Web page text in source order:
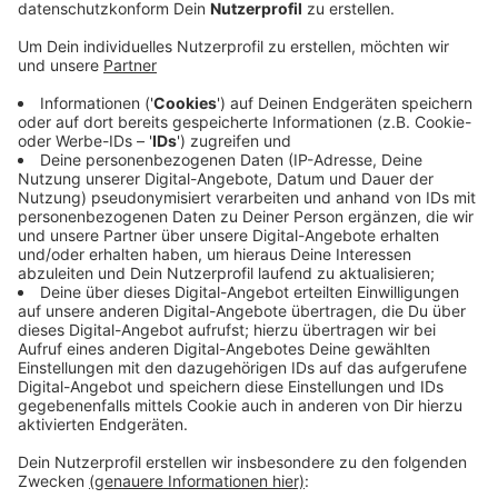
Anzeige
Die meisten Einschränkungen drohen am Sonntag
(10.09.): Dann findet in Ratingen ein Triathlon statt. Die
Veranstaltung mit rund 1.600 Teilnehmern gilt als der
größte europäische Eintages-Triathlon mit
Badschwimmen. Von 07:00 bis 16:00 Uhr werden dafür
der Hauser Ring, die Mülheimer Straße und die Straße
Zum Schwarze Bruch gesperrt - davon betroffen sind
die Buslinien 753 und 773. Außerdem wird am Sonntag
die Hauptstraße in Heiligenhaus wegen eines
Oldtimerfestes gesperrt - und zwar von 07:00 bis
18:00 Uhr. Auch hier müssen zahlreiche Busse eine
Umleitung fahren.
Anzeige